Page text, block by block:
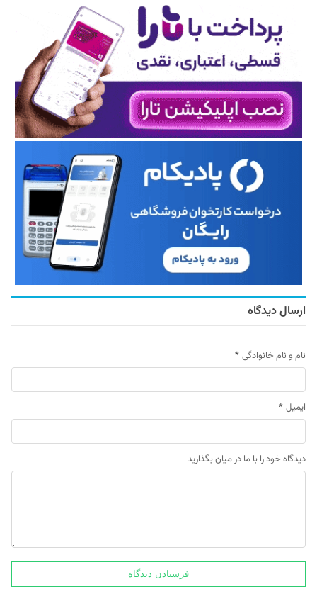
ارسال دیدگاه
نام و نام خانوادگی *
ایمیل *
دیدگاه خود را با ما در میان بگذارید